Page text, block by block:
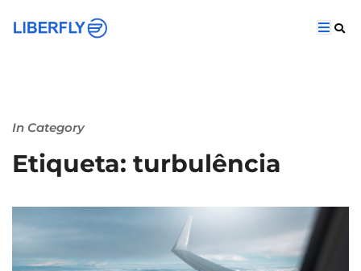
In Category
Etiqueta: turbulência